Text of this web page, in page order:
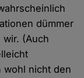
dümmer
(Auch
wohl nicht den